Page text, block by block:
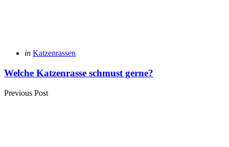
Posted
in Katzenrassen
Welche Katzenrasse schmust gerne?
Previous Post